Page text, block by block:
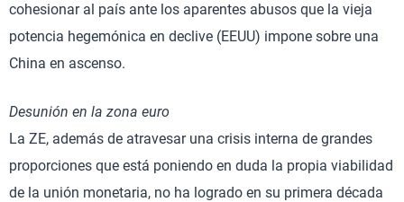
cohesionar al país ante los aparentes abusos que la vieja
potencia hegemónica en declive (EEUU) impone sobre una
China en ascenso.
Desunión en la zona euro
La ZE, además de atravesar una crisis interna de grandes
proporciones que está poniendo en duda la propia viabilidad
de la unión monetaria, no ha logrado en su primera década